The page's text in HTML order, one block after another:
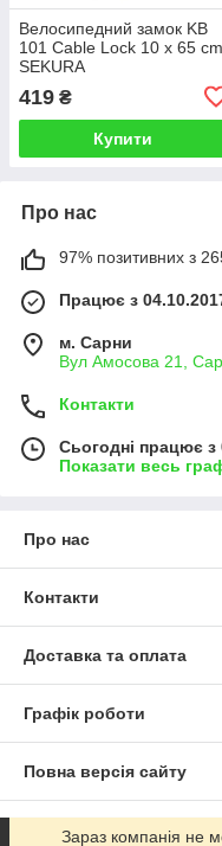
Велосипедний замок KB
101 Cable Lock 10 x 65 cm
SEKURA
419 ₴
Купити
Про нас
97% позитивних з 265
Працює з
м. Сарни
Вул Амосова 21,
Контакти
Сьогодні працює з
Показати весь
Про нас
Контакти
Доставка та оплата
Графік роботи
Повна версія сайту
Сайт створено на
Зараз компанія не